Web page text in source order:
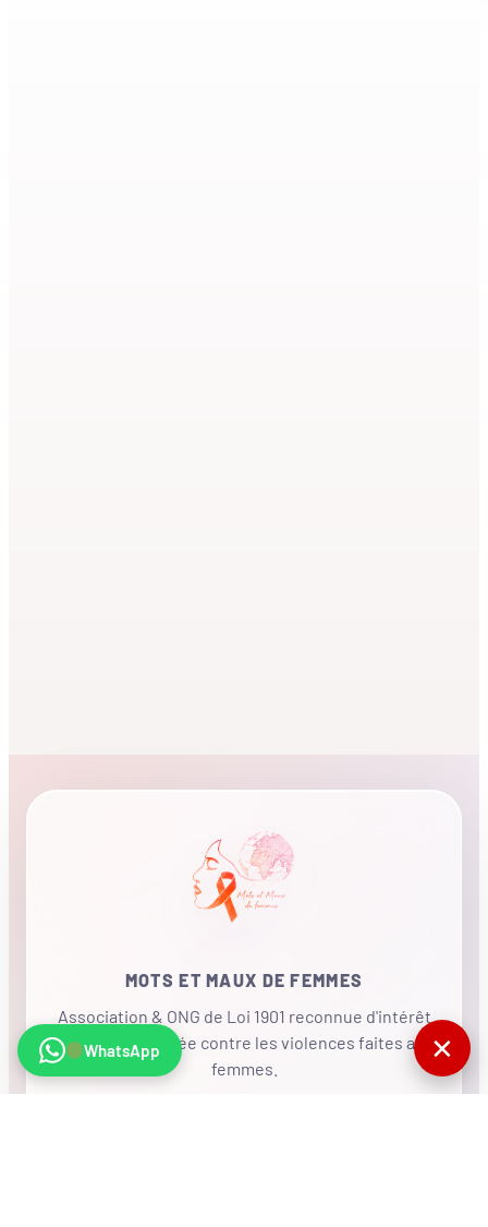
MOTS ET MAUX DE FEMMES
Association & ONG de Loi 1901 reconnue d'intérêt
général, mobilisée contre les violences faites aux
femmes.
WhatsApp ✕